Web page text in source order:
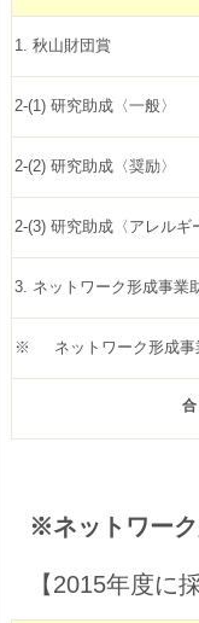
1. 秋山財団賞
2-(1) 研究助成〈一般〉
2-(2) 研究助成〈奨励〉
2-(3) 研究助成〈アレルギ
3. ネットワーク形成事業
※ ネットワーク形成事
※ネットワー
【2015年度に